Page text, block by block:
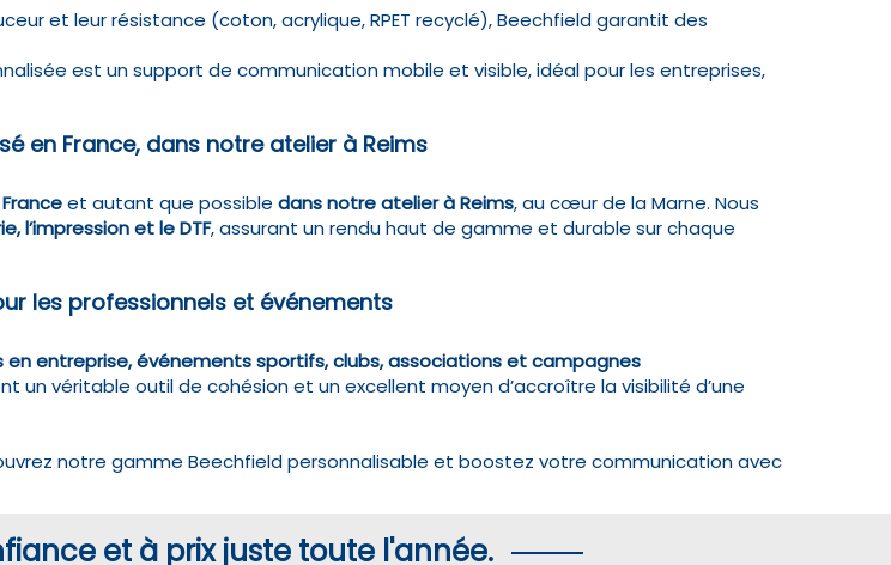
et leur résistance (coton, acrylique, RPET recyclé), Beechfield garantit des
est un support de communication mobile et visible, idéal pour les entreprises,
en France, dans notre atelier à Reims
Franceet autant que possible dans notre atelier à Reims, au cœur de la Marne. Nous
l’impression et le DTF, assurant un rendu haut de gamme et durable sur chaque
les professionnels et événements
en entreprise, événements sportifs, clubs, associations et campagnes
un véritable outil de cohésion et un excellent moyen d’accroître la visibilité d’une
notre gamme Beechfield personnalisable et boostez votre communication avec
et à prix juste toute l'année.